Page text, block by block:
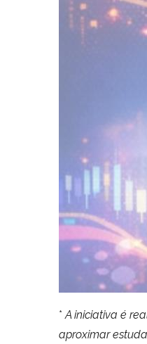
* A iniciativa é
aproximar